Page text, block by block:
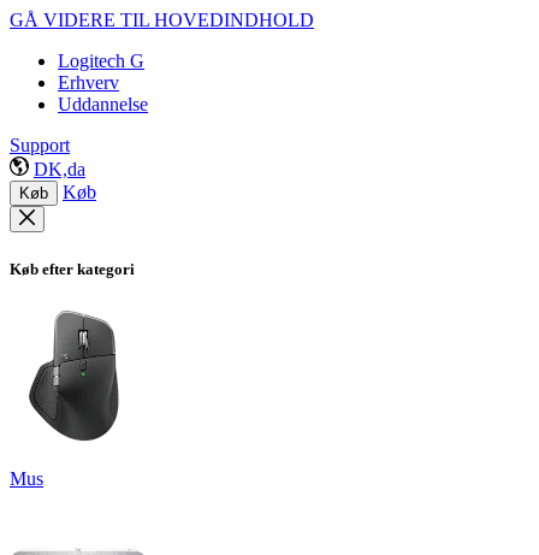
GÅ VIDERE TIL HOVEDINDHOLD
Logitech G
Erhverv
Uddannelse
Support
DK,da
Køb Køb
Køb efter kategori
Mus